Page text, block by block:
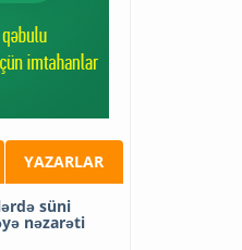
YAZARLAR
süni
nəzarəti